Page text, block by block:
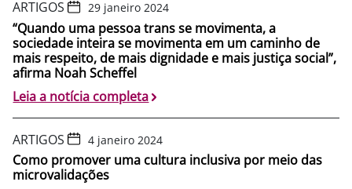
ARTIGOS 29 janeiro 2024
“Quando uma pessoa trans se movimenta, a
sociedade inteira se movimenta em um caminho de
mais respeito, de mais dignidade e mais justiça social”,
afirma Noah Scheffel
Leia a notícia completa
ARTIGOS 4 janeiro 2024
Como promover uma cultura inclusiva por meio das
microvalidações